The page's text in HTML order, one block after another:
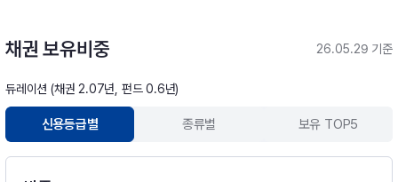
채권 보유비중 26.05.29 기준
듀레이션 (채권 2.07년, 펀드 0.6년)
신용등급별 종류별 보유 TOP5